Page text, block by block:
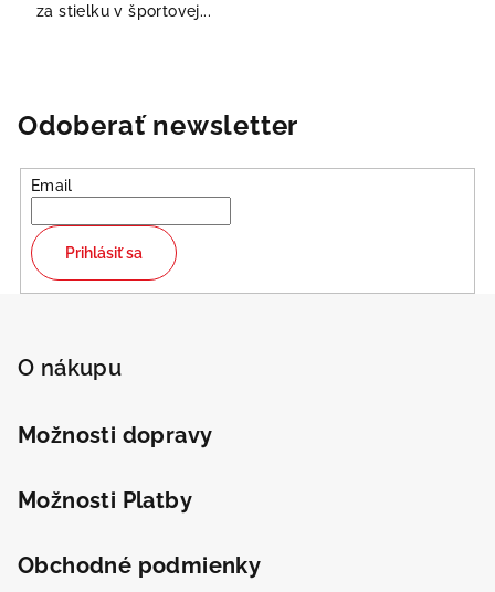
za stielku v športovej...
Odoberať newsletter
Email
Prihlásiť sa
O nákupu
Možnosti dopravy
Možnosti Platby
Obchodné podmienky